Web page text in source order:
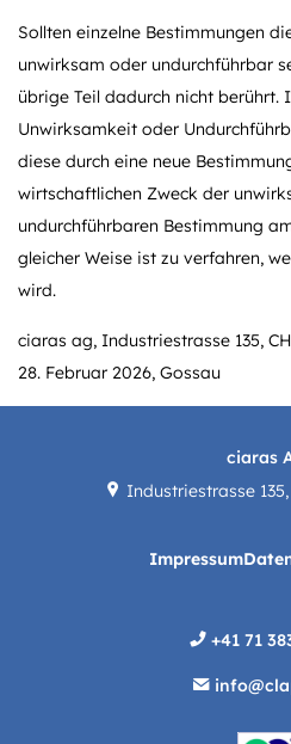
Sollten einzelne Bestimmungen
unwirksam oder undurchführbar
übrige Teil dadurch nicht berührt.
Unwirksamkeit oder
diese durch eine neue
wirtschaftlichen Zweck der
undurchführbaren Bestimmung
gleicher Weise ist zu verfahren,
wird.
ciaras ag, Industriestrasse 135,
28. Februar 2026, Gossau
ciaras
Industriestrasse
Impressum
+41 71